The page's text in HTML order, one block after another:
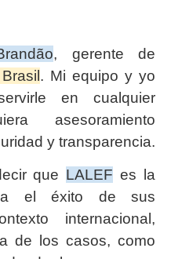
, gerente de
. Mi equipo y yo
en cualquier
asesoramiento
y transparencia.
que LALEF es la
el éxito de sus
internacional,
de los casos, como